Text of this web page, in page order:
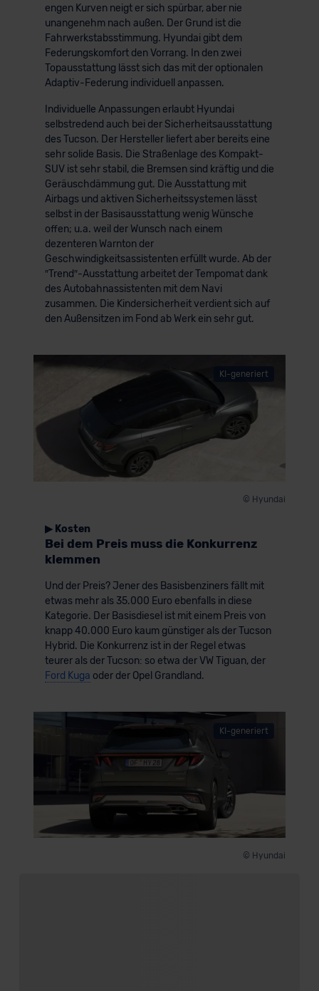
der EU erfolgt, erfolgt dies ausschließlich auf der
Grundlage eines Angemessenheitsbeschlusses der EU-
Kommission (Art. 45 Abs. 1 DSGVO), von
Standarddatenschutzklauseln (Art. 46 Abs. 2 lit. c
DSGVO) oder wenn Sie hierzu Ihre Einwilligung freiwillig
Datenschutzklauseln können Sie über den Kontakt zu
unserem Datenschutzbeauftragten unter
datenschutz@meinauto.de anfordern.
Datenschutzerklärung|Impressum
engen Kurven neigt er sich spürbar, aber nie
unangenehm nach außen. Der Grund ist die
Fahrwerkstabsstimmung. Hyundai gibt dem
Federungskomfort den Vorrang. In den zwei
Topausstattung lässt sich das mit der optionalen
Adaptiv-Federung individuell anpassen.
Individuelle Anpassungen erlaubt Hyundai
selbstredend auch bei der Sicherheitsausstattung
des Tucson. Der Hersteller liefert aber bereits eine
sehr solide Basis. Die Straßenlage des Kompakt-
SUV ist sehr stabil, die Bremsen sind kräftig und die
Geräuschdämmung gut. Die Ausstattung mit
Airbags und aktiven Sicherheitssystemen lässt
selbst in der Basisausstattung wenig Wünsche
offen; u.a. weil der Wunsch nach einem
dezenteren Warnton der
Geschwindigkeitsassistenten erfüllt wurde. Ab der
″Trend″-Ausstattung arbeitet der Tempomat dank
des Autobahnassistenten mit dem Navi
zusammen. Die Kindersicherheit verdient sich auf
den Außensitzen im Fond ab Werk ein sehr gut.
KI-generiert
© Hyundai
▶ Kosten
Bei dem Preis muss die Konkurrenz
klemmen
Und der Preis? Jener des Basisbenziners fällt mit
etwas mehr als 35.000 Euro ebenfalls in diese
Kategorie. Der Basisdiesel ist mit einem Preis von
knapp 40.000 Euro kaum günstiger als der Tucson
Hybrid. Die Konkurrenz ist in der Regel etwas
teurer als der Tucson: so etwa der VW Tiguan, der
Ford Kuga oder der Opel Grandland.
KI-generiert
© Hyundai